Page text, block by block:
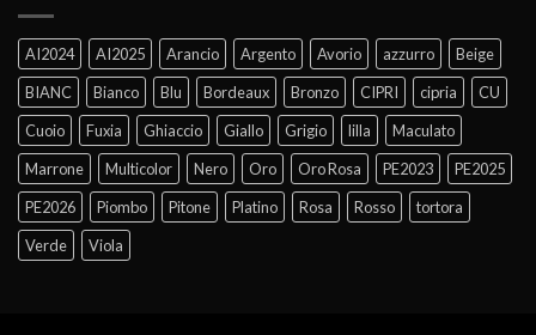
AI2024 AI2025 Arancio Argento Avorio azzurro
Beige
BIANC
Bianco Blu Bordeaux Bronzo CIPRI cipria
CU
Cuoio
Fuxia Ghiaccio Giallo Grigio lilla
Maculato
Marrone
Multicolor Nero Oro Oro Rosa PE2023
PE2025
PE2026
Piombo Pitone Platino Rosa Rosso
tortora
Verde
Viola